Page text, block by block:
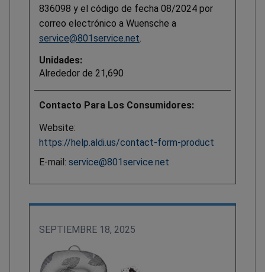
836098 y el código de fecha 08/2024 por
correo electrónico a Wuensche a
service@801service.net.
Unidades:
Alrededor de 21,690
Contacto Para Los Consumidores:
Website:
https://help.aldi.us/contact-form-product
E-mail: service@801service.net
SEPTIEMBRE 18, 2025